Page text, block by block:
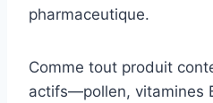
pharmaceutique.
Comme tout produit
actifs—pollen, vitamines